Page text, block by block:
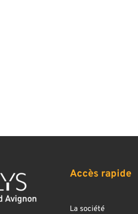
Accès rapide
La société